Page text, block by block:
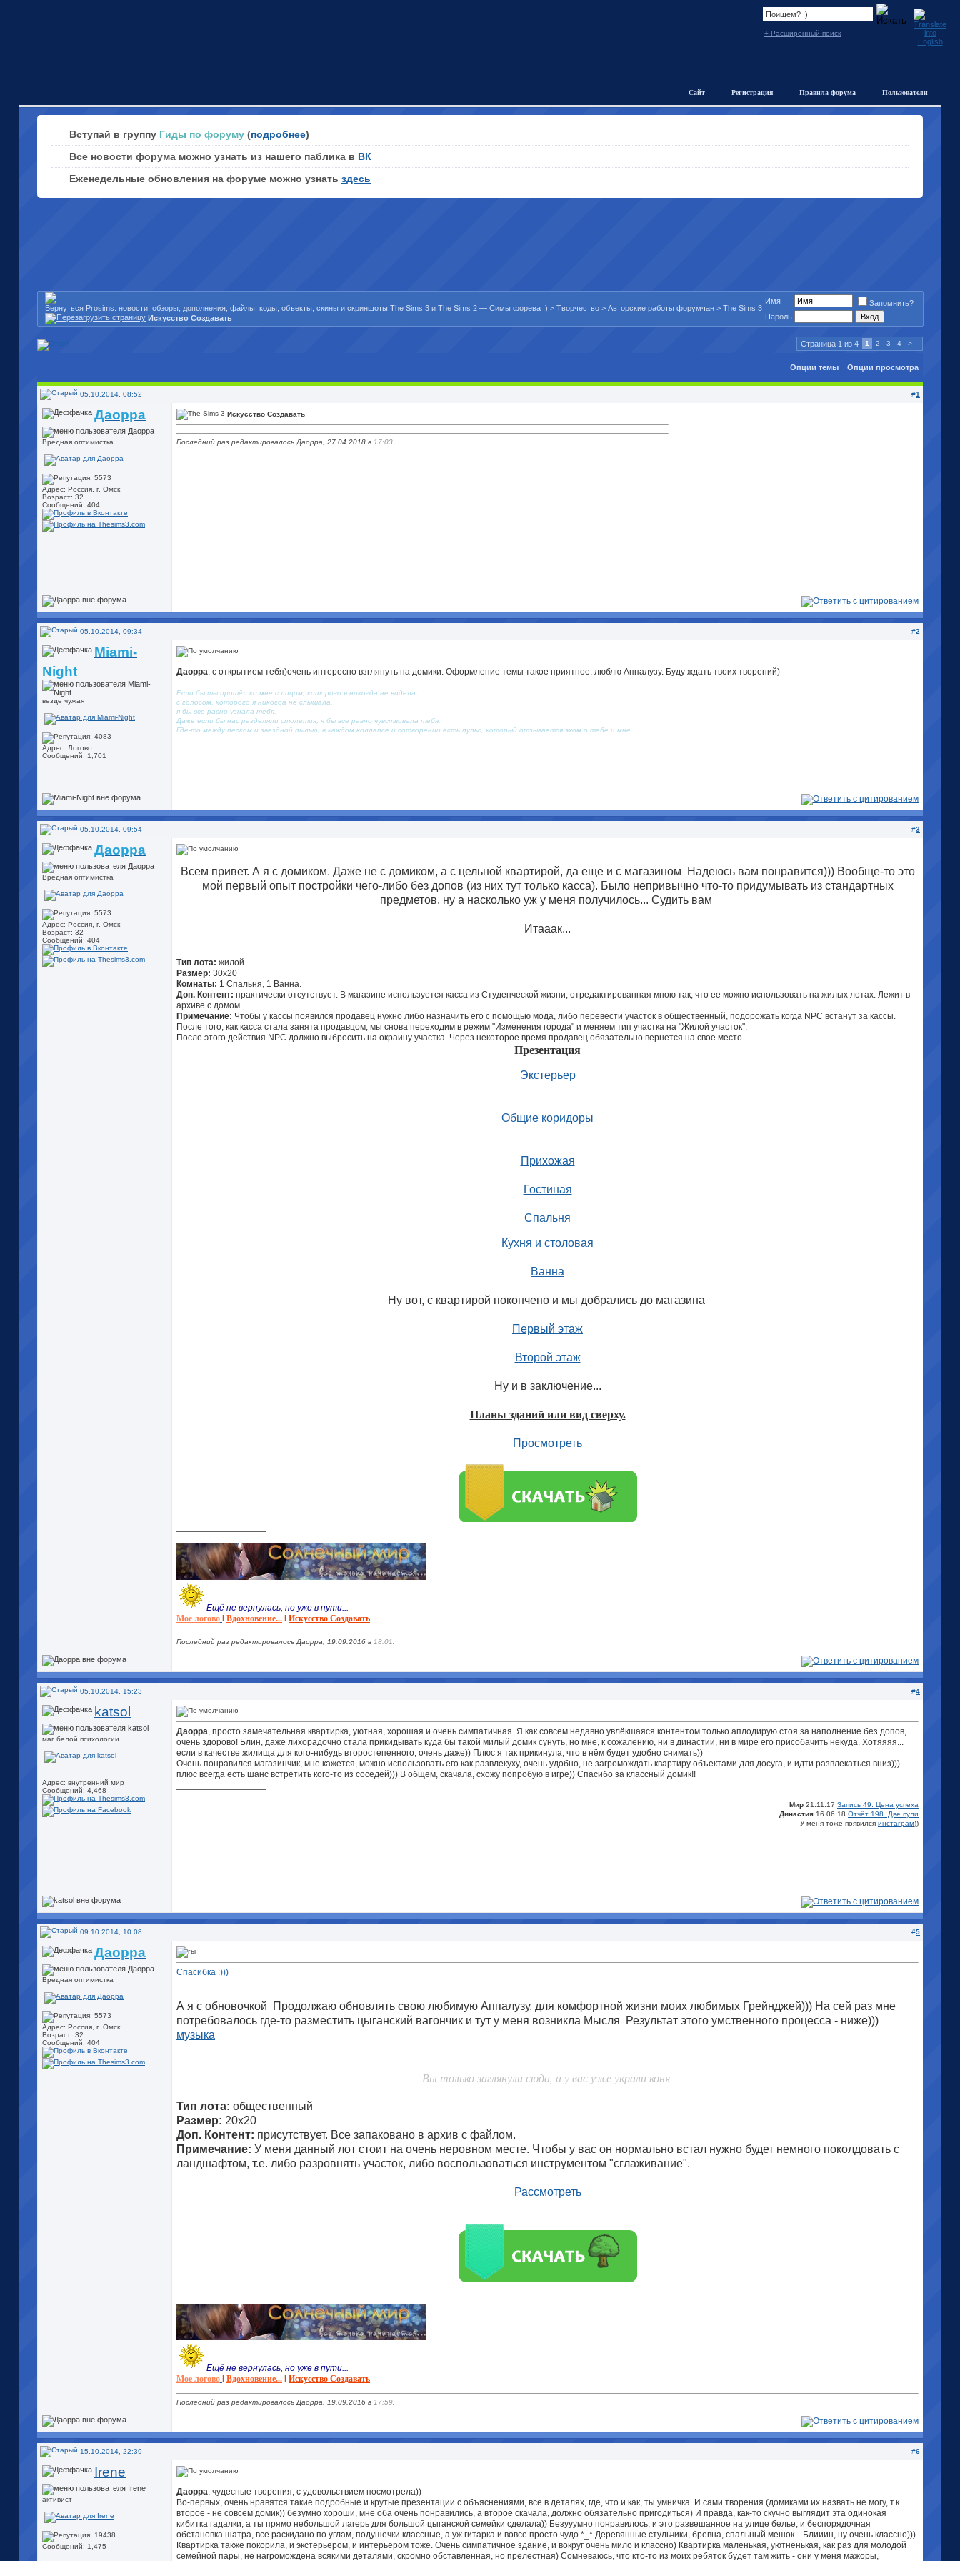
+ Расширенный поиск
Пользователи
Правила форума
Регистрация
Сайт
Вступай в группу Гиды по форуму (подробнее)
Все новости форума можно узнать из нашего паблика в ВК
Еженедельные обновления на форуме можно узнать здесь
Prosims: новости, обзоры, дополнения, файлы, коды, объекты, скины и скриншоты The Sims 3 и The Sims 2 — Симы форева ;) > Творчество > Авторские работы форумчан > The Sims 3
Искусство Создавать
Имя
Запомнить?
Пароль
Страница 1 из 4 1 2 3 4 >
Опции темы Опции просмотра
05.10.2014, 08:52 #1
Даорра
Вредная оптимистка
Адрес: Россия, г. Омск
Возраст: 32
Сообщений: 404
Искусство Создавать
Последний раз редактировалось Даорра, 27.04.2018 в 17:03
05.10.2014, 09:34 #2
Miami-
Night
везде чужая
Адрес: Логово
Сообщений: 1,701
Даорра, с открытием тебя)очень интересно взглянуть на домики. Оформление темы такое приятное, люблю Аппалузу. Буду ждать твоих творений)
Если бы ты пришёл ко мне с лицом, которого я никогда не видела,
с голосом, которого я никогда не слышала,
я бы все равно узнала тебя.
Даже если бы нас разделяли столетия, я бы все равно чувствовала тебя.
Где-то между песком и звездной пылью, в каждом коллапсе и сотворении есть пульс, который отзывается эхом о тебе и мне.
05.10.2014, 09:54 #3
Даорра
Вредная оптимистка
Адрес: Россия, г. Омск
Возраст: 32
Сообщений: 404
Всем привет. А я с домиком. Даже не с домиком, а с цельной квартирой, да еще и с магазином
Надеюсь вам понравится))) Вообще-то это
мой первый опыт постройки чего-либо без допов (из них тут только касса). Было непривычно что-то придумывать из стандартных
предметов, ну а насколько уж у меня получилось... Судить вам
Итааак...
Тип лота: жилой
Размер: 30х20
Комнаты: 1 Спальня, 1 Ванна.
Доп. Контент: практически отсутствует. В магазине используется касса из Студенческой жизни, отредактированная мною так, что ее можно использовать на жилых лотах. Лежит в
архиве с домом.
Примечание: Чтобы у кассы появился продавец нужно либо назначить его с помощью мода, либо перевести участок в общественный, подорожать когда NPC встанут за кассы.
После того, как касса стала занята продавцом, мы снова переходим в режим "Изменения города" и меняем тип участка на "Жилой участок".
После этого действия NPC должно выбросить на окраину участка. Через некоторое время продавец обязательно вернется на свое место
Презентация
Экстерьер
Общие коридоры
Прихожая
Гостиная
Спальня
Кухня и столовая
Ванна
Ну вот, с квартирой покончено и мы добрались до магазина
Первый этаж
Второй этаж
Ну и в заключение...
Планы зданий или вид сверху.
Просмотреть
Ещё не вернулась, но уже в пути...
Мое логово
Вдохновение... Искусство Создавать
Последний раз редактировалось Даорра, 19.09.2016 в 18:01
05.10.2014, 15:23 #4
katsol
маг белой психологии
Адрес: внутренний мир
Сообщений: 4,468
Даорра, просто замечательная квартирка, уютная, хорошая и очень симпатичная. Я как совсем недавно увлёкшаяся контентом только аплодирую стоя за наполнение без допов,
очень здорово! Блин, даже лихорадочно стала прикидывать куда бы такой милый домик сунуть, но мне, к сожалению, ни в династии, ни в мире его присобачить некуда. Хотяяяя...
если в качестве жилища для кого-нибудь второстепенного, очень даже)) Плюс я так прикинула, что в нём будет удобно снимать))
Очень понравился магазинчик, мне кажется, можно использовать его как развлекуху, очень удобно, не загромождать квартиру объектами для досуга, и идти развлекаться вниз)))
плюс всегда есть шанс встретить кого-то из соседей))) В общем, скачала, схожу попробую в игре)) Спасибо за классный домик!!
Мир 21.11.17 Запись 49. Цена успеха
Династия 16.06.18 Отчёт 198. Две пули
У меня тоже появился инстаграм))
09.10.2014, 10:08 #5
Даорра
Вредная оптимистка
Адрес: Россия, г. Омск
Возраст: 32
Сообщений: 404
Спасибка :)))
А я с обновочкой
Продолжаю обновлять свою любимую Аппалузу, для комфортной жизни моих любимых Грейнджей))) На сей раз мне
потребовалось где-то разместить цыганский вагончик и тут у меня возникла Мысля
Результат этого умственного процесса - ниже)))
музыка
Вы только заглянули сюда, а у вас уже украли коня
Тип лота: общественный
Размер: 20х20
Доп. Контент: присутствует. Все запаковано в архив с файлом.
Примечание: У меня данный лот стоит на очень неровном месте. Чтобы у вас он нормально встал нужно будет немного поколдовать с
ландшафтом, т.е. либо разровнять участок, либо воспользоваться инструментом "сглаживание".
Рассмотреть
Ещё не вернулась, но уже в пути...
Мое логово
Вдохновение... Искусство Создавать
Последний раз редактировалось Даорра, 19.09.2016 в 17:59
15.10.2014, 22:39 #6
Irene
активист
Сообщений: 1,475
Даорра, чудесные творения, с удовольствием посмотрела))
Во-первых, очень нравятся такие подробные и крутые презентации с объяснениями, все в деталях, где, что и как, ты умничка И сами творения (домиками их назвать не могу, т.к.
второе - не совсем домик)) безумно хороши, мне оба очень понравились, а второе скачала, должно обязательно пригодиться) И правда, как-то скучно выглядит эта одинокая
кибитка гадалки, а ты прямо небольшой лагерь для большой цыганской семейки сделала)) Безууумно понравилось, и это развешанное на улице белье, и беспорядочная
обстановка шатра, все раскидано по углам, подушечки классные, а уж гитарка и вовсе просто чудо *_* Деревянные стульчики, бревна, спальный мешок... Блииин, ну очень классно)))
Квартирка также покорила, и экстерьером, и интерьером тоже. Очень симпатичное здание, и вокруг очень мило и классно) Квартирка маленькая, уютненькая, как раз для молодой
семейной пары, не нагромождена всякими деталями, скромно обставленная, но прелестная) Сомневаюсь, что кто-то из моих ребяток будет там жить - они у меня мажоры,